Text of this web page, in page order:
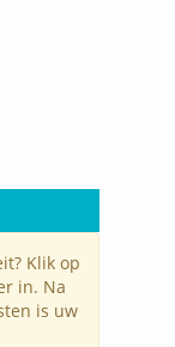
Klik op
in. Na
is uw